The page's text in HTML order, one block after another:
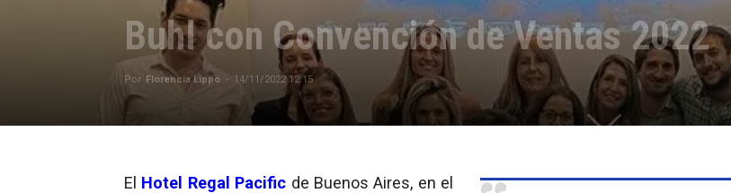
Buhl con Convención de Ventas 2022
Por Florencia Lippo - 14/11/2022 12:15
El Hotel Regal Pacific de Buenos Aires, en el